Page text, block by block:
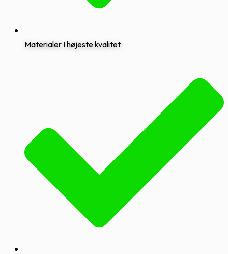
Materialer I højeste kvalitet